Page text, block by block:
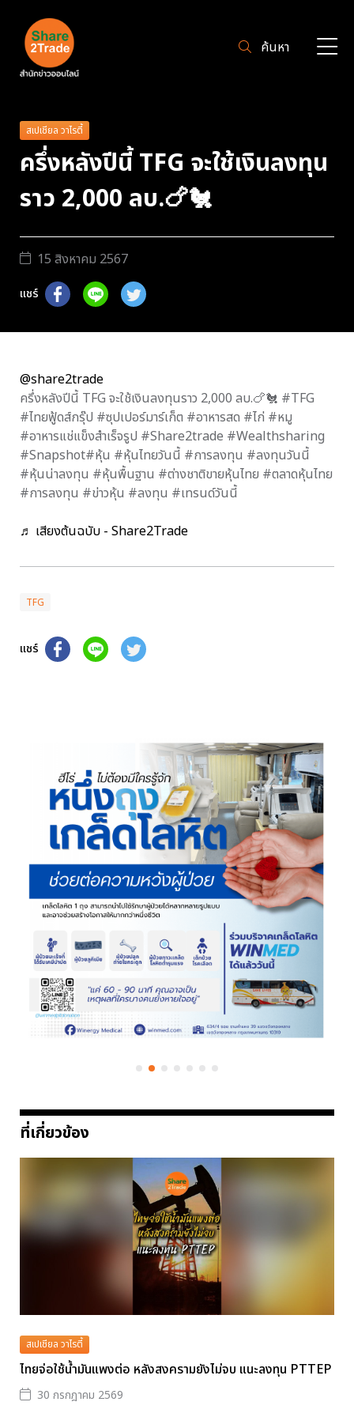
ค้นหา
สเปเชียล วาไรตี้
ครึ่งหลังปีนี้ TFG จะใช้เงินลงทุน
ราว 2,000 ลบ.🍗🐔
15 สิงหาคม 2567
แชร์
@share2trade
ครึ่งหลังปีนี้ TFG จะใช้เงินลงทุนราว 2,000 ลบ.🍗🐔 #TFG
#ไทยฟู้ดส์กรุ๊ป #ซุปเปอร์มาร์เก็ต #อาหารสด #ไก่ #หมู
#อาหารแช่แข็งสําเร็จรูป #Share2trade #Wealthsharing
#Snapshot#หุ้น #หุ้นไทยวันนี้ #การลงทุน #ลงทุนวันนี้
#หุ้นน่าลงทุน #หุ้นพื้นฐาน #ต่างชาติขายหุ้นไทย #ตลาดหุ้นไทย
#การลงทุน #ข่าวหุ้น #ลงทุน #เทรนด์วันนี้
♬ เสียงต้นฉบับ - Share2Trade
TFG
แชร์
ที่เกี่ยวข้อง
สเปเชียล วาไรตี้
ไทยจ่อใช้น้ำมันแพงต่อ หลังสงครามยังไม่จบ แนะลงทุน PTTEP
30 กรกฎาคม 2569